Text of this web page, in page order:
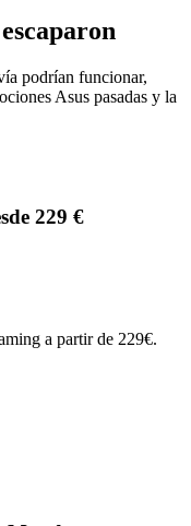
podrían funcionar,
Asus pasadas y la
229 €
a partir de 229€.